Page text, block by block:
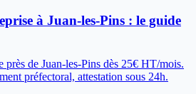
à Juan-les-Pins : le guide
de Juan-les-Pins dès 25€ HT/mois.
préfectoral, attestation sous 24h.